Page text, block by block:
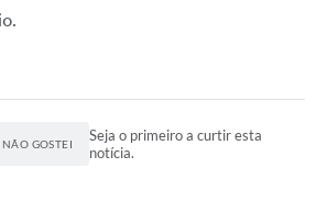
NÃO GOSTEI
Seja o primeiro a curtir esta
notícia.